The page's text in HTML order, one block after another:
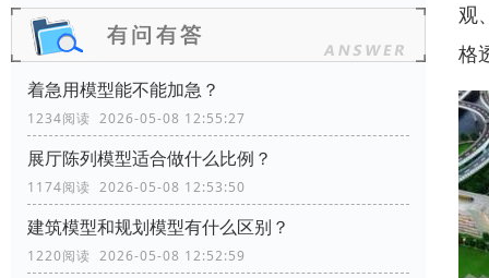
着急用模型能不能加急？
1234阅读 2026-05-08 12:55:27
展厅陈列模型适合做什么比例？
1174阅读 2026-05-08 12:53:50
建筑模型和规划模型有什么区别？
1220阅读 2026-05-08 12:52:59
观
格